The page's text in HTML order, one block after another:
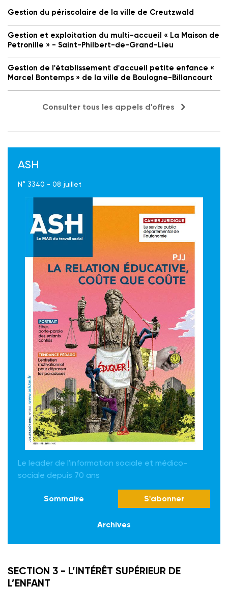
Gestion du périscolaire de la ville de Creutzwald
Gestion et exploitation du multi-accueil « La Maison de
Petronille » - Saint-Philbert-de-Grand-Lieu
Gestion de l'établissement d'accueil petite enfance «
Marcel Bontemps » de la ville de Boulogne-Billancourt
Consulter tous les appels d'offres
ASH
N° 3340 - 08 juillet
Le leader de l'information sociale et médico-
sociale depuis 70 ans
Sommaire S'abonner
Archives
SECTION 3 - L’INTÉRÊT SUPÉRIEUR DE
L’ENFANT